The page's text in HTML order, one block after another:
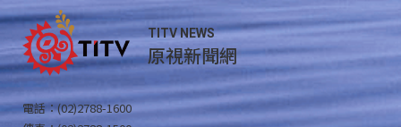
TITV NEWS
原視新聞網
電話：(02)2788-1600